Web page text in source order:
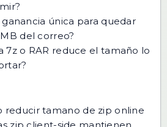
ganancia única para quedar
del correo?
7z o RAR reduce el tamaño lo
reducir tamano de zip online